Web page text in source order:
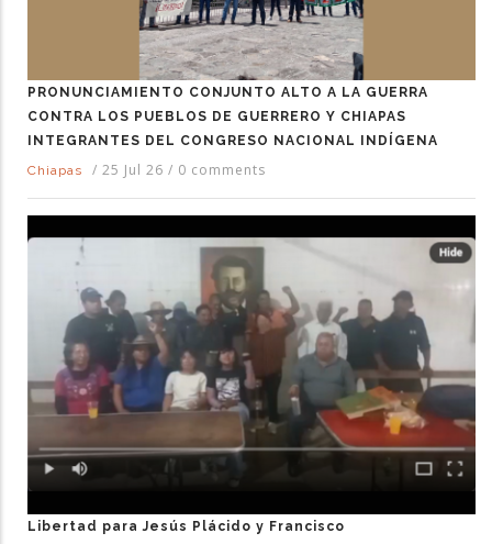
PRONUNCIAMIENTO CONJUNTO ALTO A LA GUERRA
CONTRA LOS PUEBLOS DE GUERRERO Y CHIAPAS
INTEGRANTES DEL CONGRESO NACIONAL INDÍGENA
Chiapas
/ 25 Jul 26 / 0 comments
Libertad para Jesús Plácido y Francisco